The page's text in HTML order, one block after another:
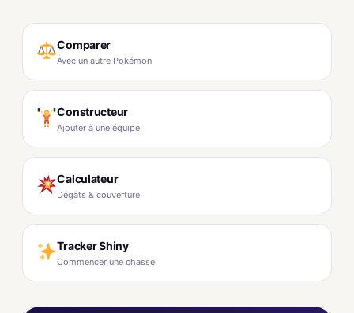
Comparer
Avec un autre Pokémon
Constructeur
Ajouter à une équipe
Calculateur
Dégâts & couverture
Tracker Shiny
Commencer une chasse